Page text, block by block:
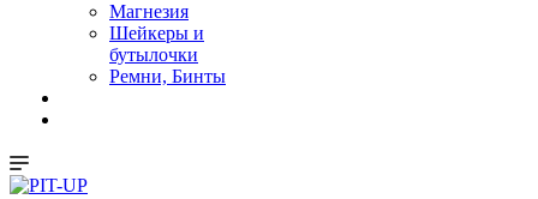
Магнезия
Шейкеры и
бутылочки
Ремни, Бинты